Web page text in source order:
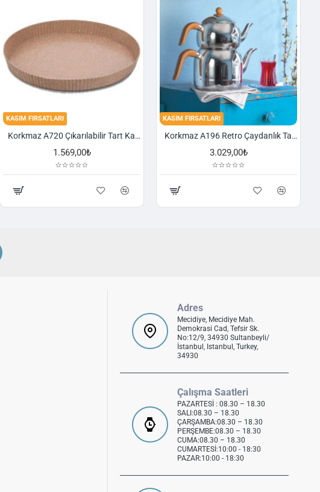
KASIM FIRSATLARI
Korkmaz A720 Çıkarılabilir Tart Kalıbı Granit 29,5 cm
1.569,00₺
KASIM FIRSATLARI
Korkmaz A196 Retro Çaydanlık Takımı
3.029,00₺
Adres
Mecidiye, Mecidiye Mah.
Demokrasi Cad, Tefsir Sk.
No:12/9, 34930 Sultanbeyli/
İstanbul, Istanbul, Turkey,
34930
Çalışma Saatleri
PAZARTESİ : 08.30 – 18.30
SALI:08.30 – 18.30
ÇARŞAMBA:08.30 – 18.30
PERŞEMBE:08.30 – 18.30
CUMA:08.30 – 18.30
CUMARTESİ:10:00 - 18:30
PAZAR:10:00 - 18:30